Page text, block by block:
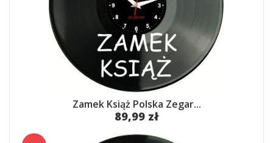
Zamek Książ Polska Zegar...
89,99 zł